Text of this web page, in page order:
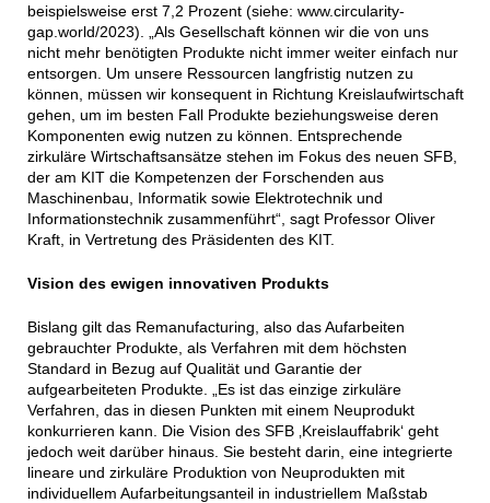
beispielsweise erst 7,2 Prozent (siehe: www.circularity-
gap.world/2023). „Als Gesellschaft können wir die von uns
nicht mehr benötigten Produkte nicht immer weiter einfach nur
entsorgen. Um unsere Ressourcen langfristig nutzen zu
können, müssen wir konsequent in Richtung Kreislaufwirtschaft
gehen, um im besten Fall Produkte beziehungsweise deren
Komponenten ewig nutzen zu können. Entsprechende
zirkuläre Wirtschaftsansätze stehen im Fokus des neuen SFB,
der am KIT die Kompetenzen der Forschenden aus
Maschinenbau, Informatik sowie Elektrotechnik und
Informationstechnik zusammenführt“, sagt Professor Oliver
Kraft, in Vertretung des Präsidenten des KIT.
Vision des ewigen innovativen Produkts
Bislang gilt das Remanufacturing, also das Aufarbeiten
gebrauchter Produkte, als Verfahren mit dem höchsten
Standard in Bezug auf Qualität und Garantie der
aufgearbeiteten Produkte. „Es ist das einzige zirkuläre
Verfahren, das in diesen Punkten mit einem Neuprodukt
konkurrieren kann. Die Vision des SFB ‚Kreislauffabrik‘ geht
jedoch weit darüber hinaus. Sie besteht darin, eine integrierte
lineare und zirkuläre Produktion von Neuprodukten mit
individuellem Aufarbeitungsanteil in industriellem Maßstab